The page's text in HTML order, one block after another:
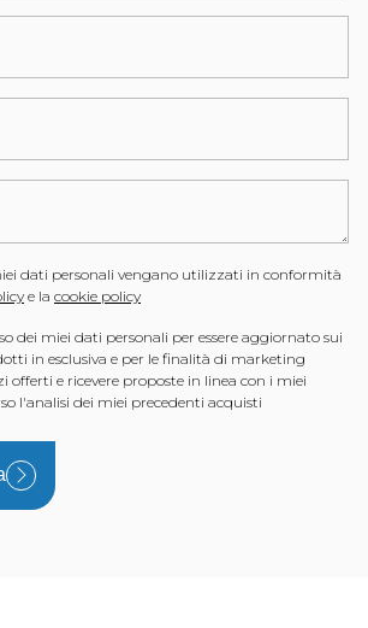
dati personali vengano utilizzati in conformità
e la cookie policy
dei miei dati personali per essere aggiornato sui
in esclusiva e per le finalità di marketing
offerti e ricevere proposte in linea con i miei
l'analisi dei miei precedenti acquisti